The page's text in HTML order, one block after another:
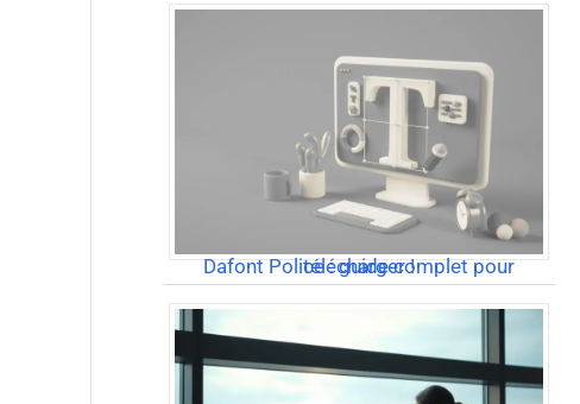
Dafont Police : guide complet pour télécharger !